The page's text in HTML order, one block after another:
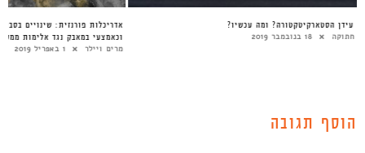
סוף עידן הסטארקיטקטורה? ומה עכשיו?
טלי חתוקה
קהילה
הוסף תגובה